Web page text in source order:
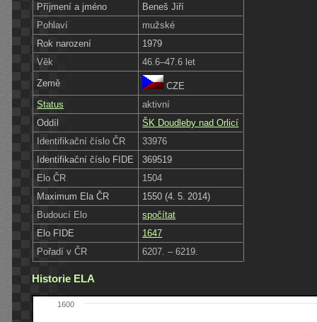
Příjmení a jméno
Beneš Jiří
Pohlaví
mužské
Rok narození
1979
Věk
46.6–47.6 let
Země
CZE
Status
aktivní
Oddíl
ŠK Doudleby nad Orlicí
Identifikační číslo ČR
33976
Identifikační číslo FIDE
369519
Elo ČR
1504
Maximum Ela ČR
1550 (4. 5. 2014)
Budoucí Elo
spočítat
Elo FIDE
1647
Pořadí v ČR
6207. – 6219.
Historie ELA
1600